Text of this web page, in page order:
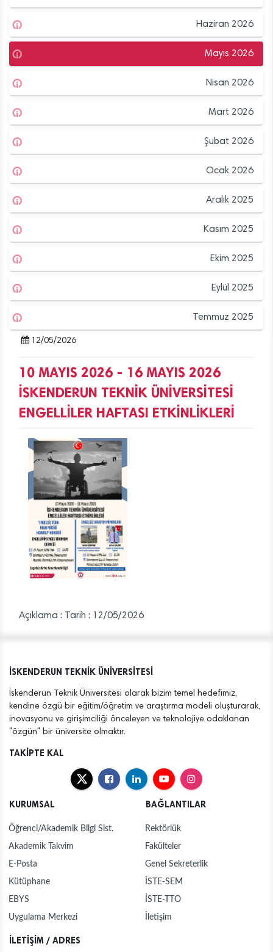
Haziran 2026
Mayıs 2026
Nisan 2026
Mart 2026
Şubat 2026
Ocak 2026
Aralık 2025
Kasım 2025
Ekim 2025
Eylül 2025
Temmuz 2025
12/05/2026
10 MAYIS 2026 - 16 MAYIS 2026
İSKENDERUN TEKNİK ÜNİVERSİTESİ
ENGELLİLER HAFTASI ETKİNLİKLERİ
Açıklama : Tarih : 12/05/2026
İSKENDERUN TEKNİK ÜNİVERSİTESİ
İskenderun Teknik Üniversitesi olarak bizim temel hedefimiz,
kendine özgü bir eğitim/öğretim ve araştırma modeli oluşturarak,
inovasyonu ve girişimciliği önceleyen ve teknolojiye odaklanan
"özgün" bir üniversite olmaktır.
TAKİPTE KAL
KURUMSAL
Öğrenci/Akademik Bilgi Sist.
Akademik Takvim
E-Posta
Kütüphane
EBYS
Uygulama Merkezi
BAĞLANTILAR
Rektörlük
Fakülteler
Genel Sekreterlik
İSTE-SEM
İSTE-TTO
İletişim
İLETİŞİM / ADRES